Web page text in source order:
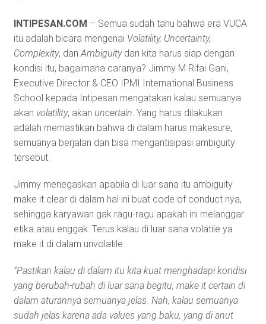
INTIPESAN.COM – Semua sudah tahu bahwa era VUCA
itu adalah bicara mengenai Volatility, Uncertainty,
Complexity, danAmbiguitydan kita harus siap dengan
kondisi itu, bagaimana caranya? Jimmy M Rifai Gani,
Executive Director & CEO IPMI International Business
School kepada Intipesan mengatakan kalau semuanya
akan volatility, akan uncertain. Yang harus dilakukan
adalah memastikan bahwa di dalam harus makesure,
semuanya berjalan dan bisa mengantisipasi ambiguity
tersebut.
Jimmy menegaskan apabila di luar sana itu ambiguity
make it clear di dalam hal ini buat code of conduct nya,
sehingga karyawan gak ragu-ragu apakah ini melanggar
etika atau enggak. Terus kalau di luar sana volatile ya
make it di dalam unvolatile.
“Pastikan kalau di dalam itu kita kuat menghadapi kondisi
yang berubah-rubah di luar sana begitu, make it certain di
dalam aturannya semuanya jelas. Nah, kalau semuanya
sudah jelas karena ada values yang baku, yang di anut